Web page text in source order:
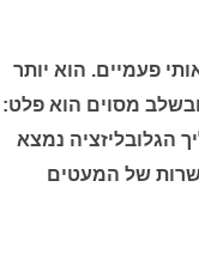
פעמיים. הוא יותר
מסוים הוא פלט:
הגלובליזציה נמצא
של המעטים